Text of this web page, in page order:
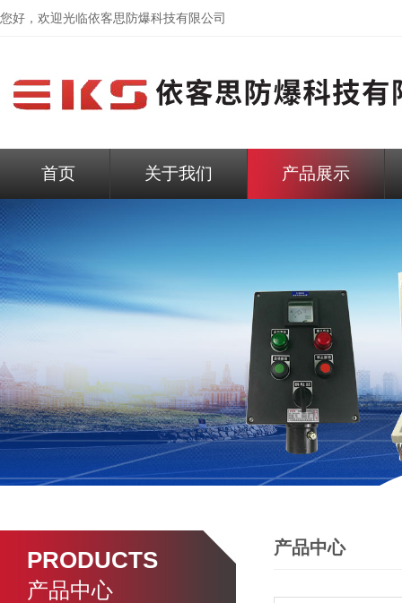
您好，欢迎光临依客思防爆科技有限公司
首页 关于我们 产品展示
PRODUCTS
产品中心
产品中心